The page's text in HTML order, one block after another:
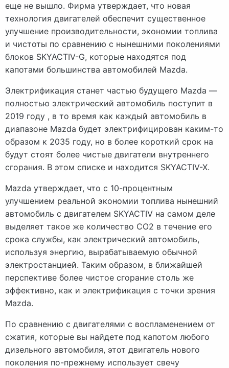
еще не вышло. Фирма утверждает, что новая
технология двигателей обеспечит существенное
улучшение производительности, экономии топлива
и чистоты по сравнению с нынешними поколениями
блоков SKYACTIV-G, которые находятся под
капотами большинства автомобилей Mazda.
Электрификация станет частью будущего Mazda —
полностью электрический автомобиль поступит в
2019 году , в то время как каждый автомобиль в
диапазоне Mazda будет электрифицирован каким-то
образом к 2035 году, но в более короткий срок на
будут стоят более чистые двигатели внутреннего
сгорания. В этом списке и находится SKYACTIV-X.
Mazda утверждает, что с 10-процентным
улучшением реальной экономии топлива нынешний
автомобиль с двигателем SKYACTIV на самом деле
выделяет такое же количество СО2 в течение его
срока службы, как электрический автомобиль,
используя энергию, вырабатываемую обычной
электростанцией. Таким образом, в ближайшей
перспективе более чистое сгорание столь же
эффективно, как и электрификация с точки зрения
Mazda.
По сравнению с двигателями с воспламенением от
сжатия, которые вы найдете под капотом любого
дизельного автомобиля, этот двигатель нового
поколения по-прежнему использует свечу